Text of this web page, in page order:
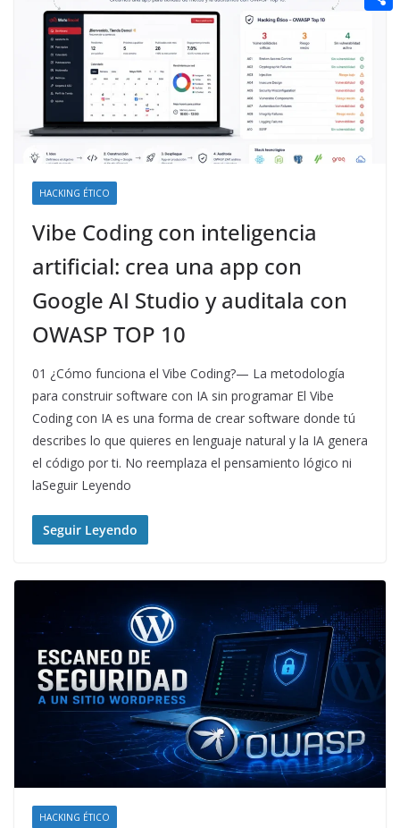
HACKING ÉTICO
Vibe Coding con inteligencia
artificial: crea una app con
Google AI Studio y auditala con
OWASP TOP 10
01 ¿Cómo funciona el Vibe Coding?— La metodología
para construir software con IA sin programar El Vibe
Coding con IA es una forma de crear software donde tú
describes lo que quieres en lenguaje natural y la IA genera
el código por ti. No reemplaza el pensamiento lógico ni
laSeguir Leyendo
Seguir Leyendo
HACKING ÉTICO
n
a
r